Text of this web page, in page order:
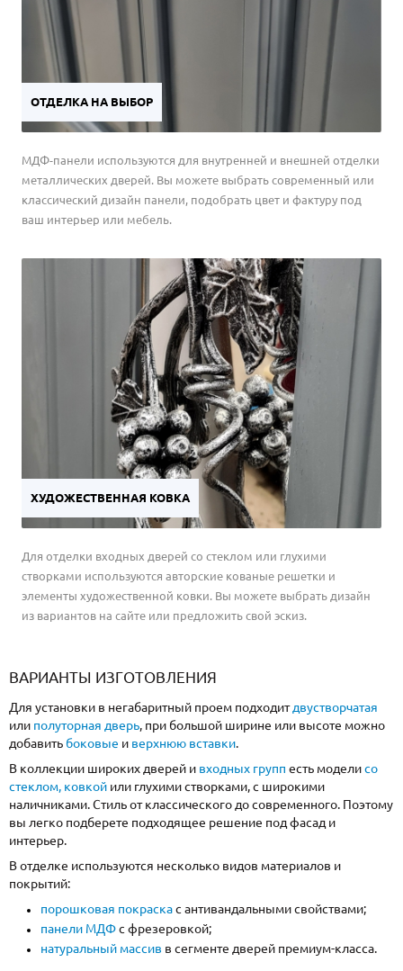
ОТДЕЛКА НА ВЫБОР
МДФ-панели используются для внутренней и внешней отделки
металлических дверей. Вы можете выбрать современный или
классический дизайн панели, подобрать цвет и фактуру под
ваш интерьер или мебель.
ХУДОЖЕСТВЕННАЯ КОВКА
Для отделки входных дверей со стеклом или глухими
створками используются авторские кованые решетки и
элементы художественной ковки. Вы можете выбрать дизайн
из вариантов на сайте или предложить свой эскиз.
ВАРИАНТЫ ИЗГОТОВЛЕНИЯ
Для установки в негабаритный проем подходитдвустворчатая
или полуторная дверь, при большой ширине или высоте можно
добавитьбоковые и верхнюю вставки.
В коллекции широких дверей и входных групп есть моделисо
стеклом, ковкой или глухими створками, с широкими
наличниками. Стиль от классического до современного. Поэтому
вы легко подберете подходящее решение под фасад и
интерьер.
В отделке используются несколько видов материалов и
покрытий:
порошковая покраскас антивандальными свойствами;
панели МДФс фрезеровкой;
натуральный массив в сегменте дверей премиум-класса.